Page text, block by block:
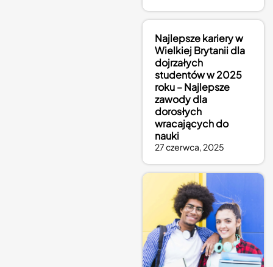
Najlepsze kariery w
Wielkiej Brytanii dla
dojrzałych
studentów w 2025
roku – Najlepsze
zawody dla
dorosłych
wracających do
nauki
27 czerwca, 2025